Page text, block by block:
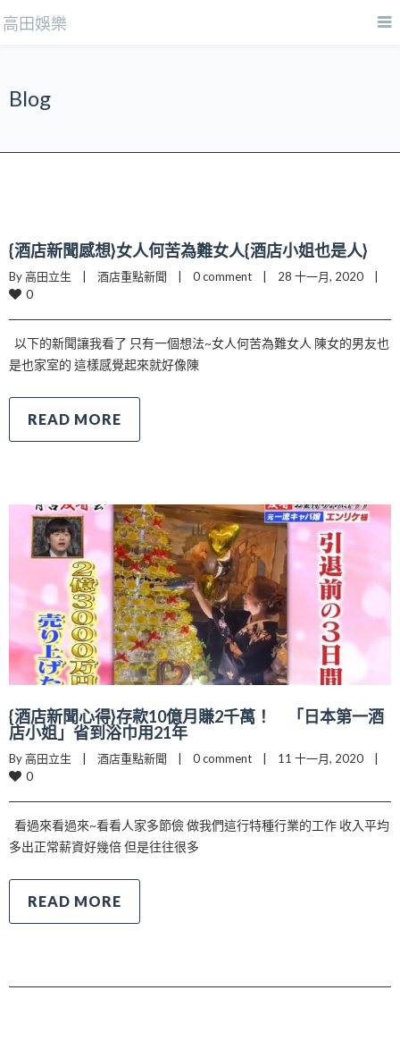
Blog
{酒店新聞感想}女人何苦為難女人{酒店小姐也是人}
By 高田立生    | 酒店重點新聞 0 comment
0
以下的新聞讓我看了 只有一個想法~女人何苦為難女人 陳女的男友也
是也家室的 這樣感覺起來就好像陳
READ MORE
{酒店新聞心得}存款10億月賺2千萬！ 「日本第一酒
店小姐」省到浴巾用21年
By 高田立生    | 酒店重點新聞
    |
0 comment
0
看過來看過來~看看人家多節儉 做我們這行特種行業的工作 收入平均
多出正常薪資好幾倍 但是往往很多
READ MORE
高田娛樂